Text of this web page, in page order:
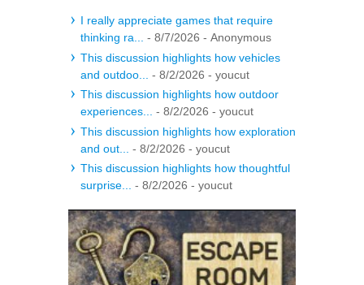
I really appreciate games that require
thinking ra...
- 8/7/2026 - Anonymous
This discussion highlights how vehicles
and outdoo...
- 8/2/2026 - youcut
This discussion highlights how outdoor
experiences...
- 8/2/2026 - youcut
This discussion highlights how exploration
and out...
- 8/2/2026 - youcut
This discussion highlights how thoughtful
surprise...
- 8/2/2026 - youcut